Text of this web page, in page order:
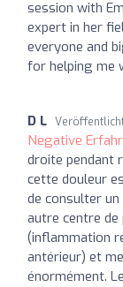
session with
expert in her
everyone and
for helping me
D L
Negative
droite pendant
cette douleur
de consulter
autre centre de
(inflammation
antérieur) et
énormément.